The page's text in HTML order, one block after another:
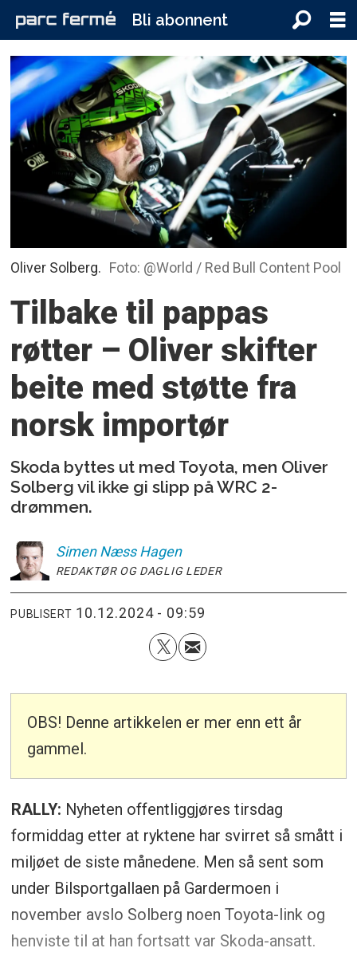
Bli abonnent
Oliver Solberg. Foto: @World / Red Bull Content Pool
Tilbake til pappas
røtter – Oliver skifter
beite med støtte fra
norsk importør
Skoda byttes ut med Toyota, men Oliver
Solberg vil ikke gi slipp på WRC 2-
drømmen.
Simen Næss Hagen
REDAKTØR OG DAGLIG LEDER
PUBLISERT 10.12.2024 - 09:59
OBS! Denne artikkelen er mer enn ett år
gammel.
RALLY: Nyheten offentliggjøres tirsdag
formiddag etter at ryktene har svirret så smått i
miljøet de siste månedene. Men så sent som
under Bilsportgallaen på Gardermoen i
november avslo Solberg noen Toyota-link og
henviste til at han fortsatt var Skoda-ansatt.